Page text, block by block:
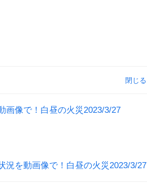
画像で！白昼の火災2023/3/27
況を動画像で！白昼の火災2023/3/27